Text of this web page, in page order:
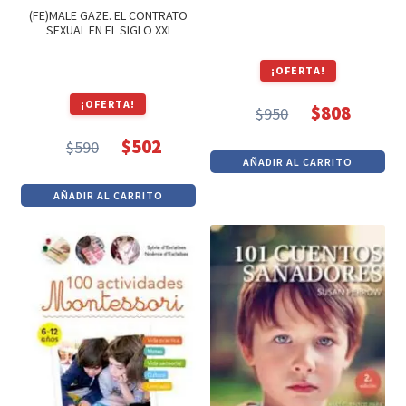
(FE)MALE GAZE. EL CONTRATO
SEXUAL EN EL SIGLO XXI
¡OFERTA!
$590
precio
original
era:
$590.
$502
precio
actual
es:
$502.
AÑADIR AL CARRITO
¡OFERTA!
$950
precio
original
$950.
$808
precio
actual
$808.
AÑADIR AL CARRITO